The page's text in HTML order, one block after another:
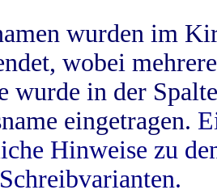
wurden im
wobei
wurde in der
eingetragen.
Hinweise zu